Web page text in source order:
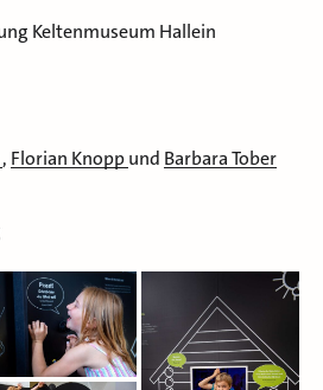
Keltenmuseum Hallein
, Florian Knoppund Barbara Tober